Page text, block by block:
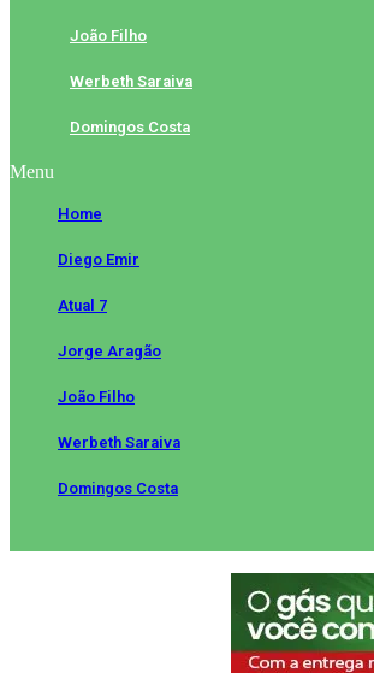
João Filho
Werbeth Saraiva
Domingos Costa
Menu
Home
Diego Emir
Atual 7
Jorge Aragão
João Filho
Werbeth Saraiva
Domingos Costa